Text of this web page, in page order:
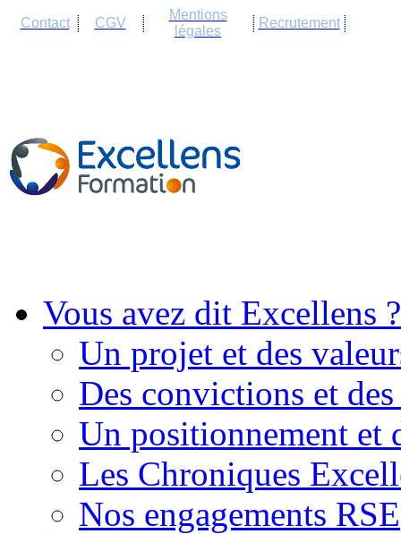
Contact CGV
Mentions
légales
Recrutement
Vous avez dit Excellens ?
Un projet et des
Des convictions et des
Un positionnement et
Les Chroniques
Nos engagements RSE